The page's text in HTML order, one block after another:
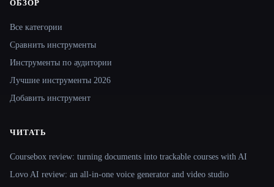
ОБЗОР
Все категории
Сравнить инструменты
Инструменты по аудитории
Лучшие инструменты 2026
Добавить инструмент
ЧИТАТЬ
Coursebox review: turning documents into trackable courses with AI
Lovo AI review: an all-in-one voice generator and video studio